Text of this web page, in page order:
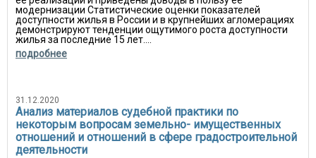
модернизации Статистические оценки показателей
доступности жилья в России и в крупнейших агломерациях
демонстрируют тенденции ощутимого роста доступности
жилья за последние 15 лет....
подробнее
31.12.2020
Анализ материалов судебной практики по
некоторым вопросам земельно- имущественных
отношений и отношений в сфере градостроительной
деятельности